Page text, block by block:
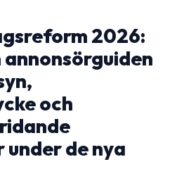
2026:
och
de nya